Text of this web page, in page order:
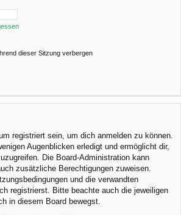
dieser Sitzung verbergen
registriert sein, um dich anmelden zu können.
Augenblicken erledigt und ermöglicht dir,
Die Board-Administration kann
zusätzliche Berechtigungen zuweisen.
und die verwandten
registrierst. Bitte beachte auch die jeweiligen
in diesem Board bewegst.